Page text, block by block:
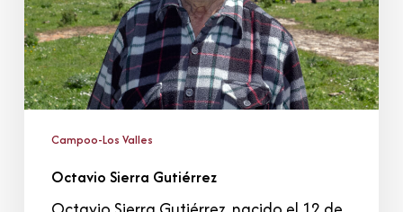
Campoo-Los Valles
Octavio Sierra Gutiérrez